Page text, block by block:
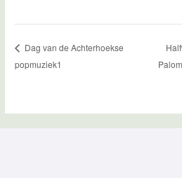
Dag van de Achterhoekse
popmuziek1